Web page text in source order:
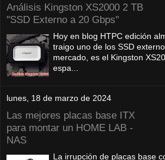
Análisis Kingston XS2000 2 TB
"SSD Externo a 20 Gbps"
Hoy en blog HTPC edición
traigo uno de los SSD
mercado, es el Kingston
espa...
lunes, 18 de marzo de 2024
Las mejores placas base ITX
para montar un HOME LAB -
NAS
La irrupción de placas base